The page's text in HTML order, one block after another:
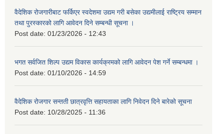
वैदेशिक रोजगारीबाट फर्किएर स्वदेशमा उद्यम गरी बसेका उद्यमीलाई राष्ट्रिय सम्मान
तथा पुरस्कारको लागि आवेदन दिने सम्बन्धी सूचना ।
Post date: 01/23/2026 - 12:43
भगत सर्वजित शिल्प उद्यम विकास कार्यक्रमको लागि आवेदन पेश गर्ने सम्बन्धमा ।
Post date: 01/10/2026 - 14:59
वैदेशिक रोजगार सन्तती छात्रवृत्ति सहायताका लागि निवेदन दिने बारेको सूचना
Post date: 10/28/2025 - 11:36